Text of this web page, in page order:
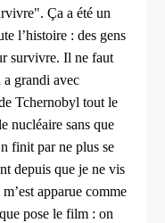
Ça a été un
l’histoire : des gens
survivre. Il ne faut
a grandi avec
Tchernobyl tout le
nucléaire sans que
finit par ne plus se
depuis que je ne vis
m’est apparue comme
pose le film : on